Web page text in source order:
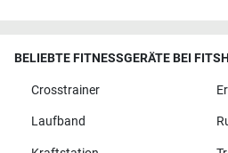
BELIEBTE FITNESSGERÄTE BEI
Crosstrainer
Laufband